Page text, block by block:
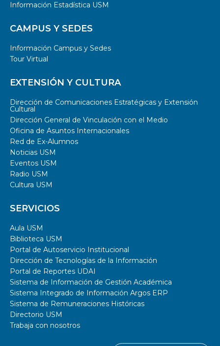
Información Estadística USM
CAMPUS Y SEDES
Información Campus y Sedes
Tour Virtual
EXTENSIÓN Y CULTURA
Dirección de Comunicaciones Estratégicas y Extensión
Cultural
Dirección General de Vinculación con el Medio
Oficina de Asuntos Internacionales
Red de Ex-Alumnos
Noticias USM
Eventos USM
Radio USM
Cultura USM
SERVICIOS
Aula USM
Biblioteca USM
Portal de Autoservicio Institucional
Dirección de Tecnologías de la Información
Portal de Reportes UDAI
Sistema de Información de Gestión Académica
Sistema Integrado de Información Argos ERP
Sistema de Remuneraciones Históricas
Directorio USM
Trabaja con nosotros